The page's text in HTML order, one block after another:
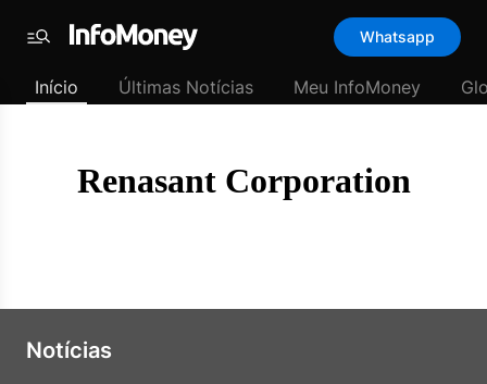
padrão
Últimas
InfoMoney
Menu
Whatsapp
Início Últimas Notícias Meu InfoMoney
Renasant Corporation
Notícias